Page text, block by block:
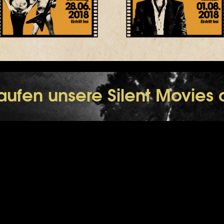
unsere Silent